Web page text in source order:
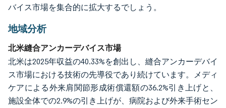
バイス市場を集合的に拡大するでしょう。
地域分析
北米縫合アンカーデバイス市場
北米は2025年収益の40.33%を創出し、縫合アンカーデバイ
ス市場における技術の先導役であり続けています。メディ
ケアによる外来肩関節形成術償還額の36.2%引き上げと、
施設全体での2.9%の引き上げが、病院および外来手術セン